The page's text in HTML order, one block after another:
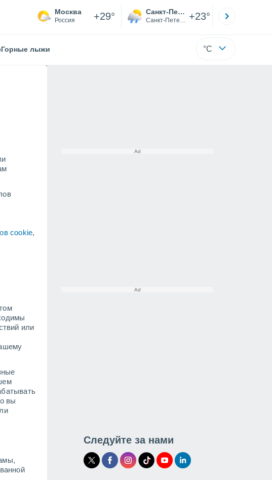
cookie,
или
вы
Москва
Россия +29° Санкт-Петербург
Санкт-Петербург +23°
Горные лыжи °C
Следуйте за нами